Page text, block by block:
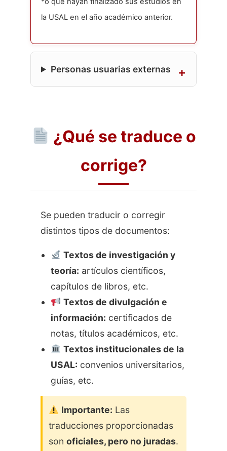
la USAL en el año académico anterior.
Personas usuarias externas
¿Qué se traduce o
corrige?
Se pueden traducir o corregir
distintos tipos de documentos:
Textos de investigación y
teoría: artículos científicos,
capítulos de libros, etc.
Textos de divulgación e
información: certificados de
notas, títulos académicos, etc.
Textos institucionales de la
USAL: convenios universitarios,
guías, etc.
Importante: Las
traducciones proporcionadas
son oficiales, pero no juradas.